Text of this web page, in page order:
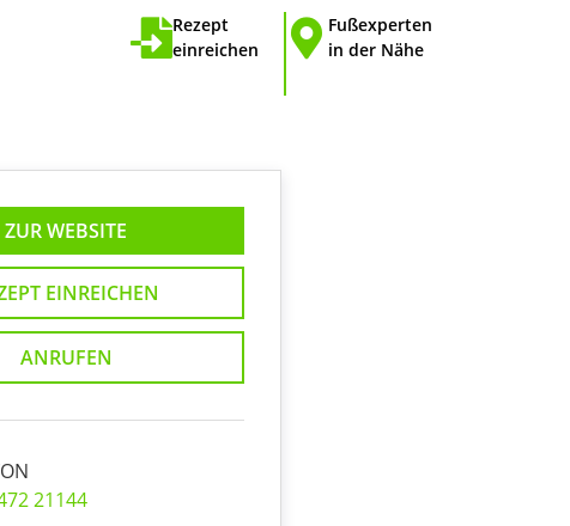
Rezept
einreichen
Fußexperten
in der Nähe
ZUR WEBSITE
EINREICHEN
ANRUFEN
21144